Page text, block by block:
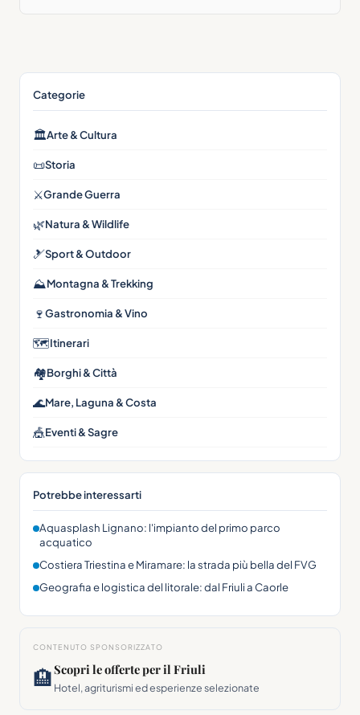
Categorie
🏛Arte & Cultura
📜Storia
⚔️Grande Guerra
🌿Natura & Wildlife
🎿Sport & Outdoor
⛰Montagna & Trekking
🍷Gastronomia & Vino
🗺Itinerari
🏘Borghi & Città
🌊Mare, Laguna & Costa
🎪Eventi & Sagre
Potrebbe interessarti
Aquasplash Lignano: l'impianto del primo parco
acquatico
Costiera Triestina e Miramare: la strada più bella del FVG
Geografia e logistica del litorale: dal Friuli a Caorle
CONTENUTO SPONSORIZZATO
🏨Scopri le offerte per il Friuli
Hotel, agriturismi ed esperienze selezionate